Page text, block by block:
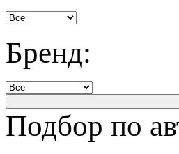
Бренд:
Подбор по